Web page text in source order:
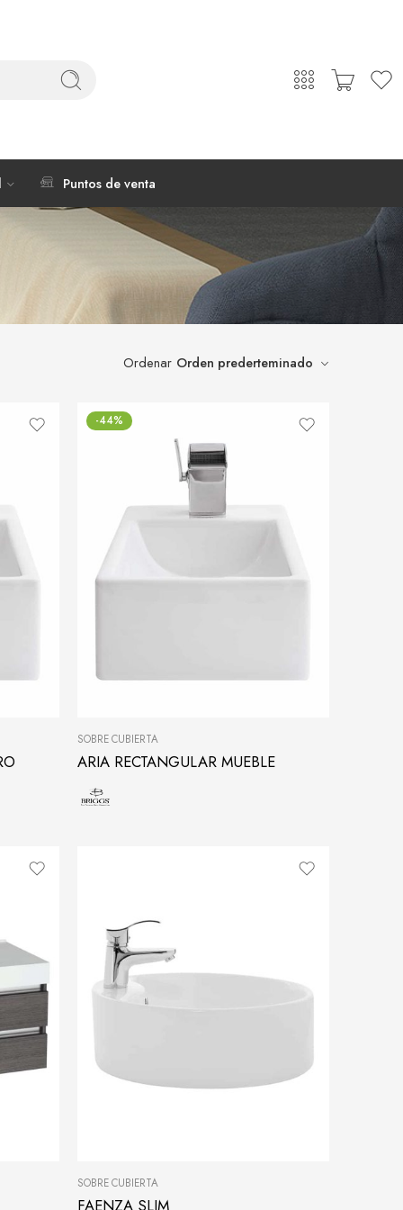
Puntos de venta
Ordenar Orden prederteminado
-44%
SOBRE CUBIERTA
ARIA RECTANGULAR MUEBLE
SOBRE CUBIERTA
FAENZA SLIM